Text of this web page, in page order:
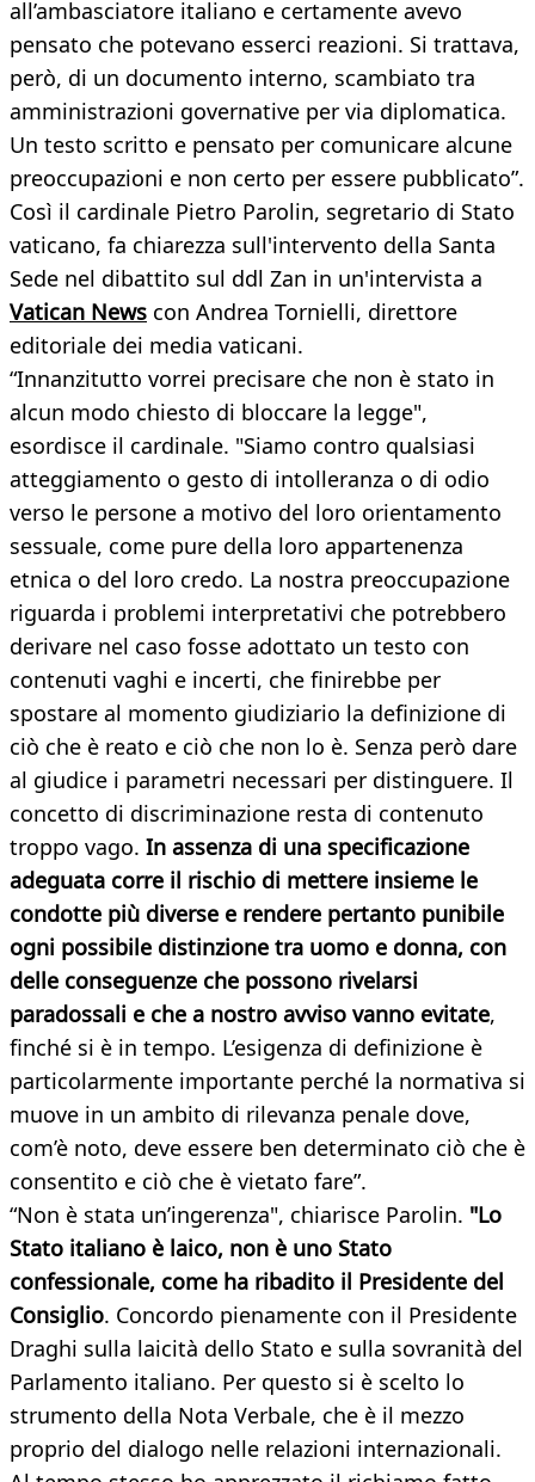
all’ambasciatore italiano e certamente avevo
pensato che potevano esserci reazioni. Si trattava,
però, di un documento interno, scambiato tra
amministrazioni governative per via diplomatica.
Un testo scritto e pensato per comunicare alcune
preoccupazioni e non certo per essere pubblicato”.
Così il cardinale Pietro Parolin, segretario di Stato
vaticano, fa chiarezza sull'intervento della Santa
Sede nel dibattito sul ddl Zan in un'intervista a
Vatican News con Andrea Tornielli, direttore
editoriale dei media vaticani.
“Innanzitutto vorrei precisare che non è stato in
alcun modo chiesto di bloccare la legge",
esordisce il cardinale. "Siamo contro qualsiasi
atteggiamento o gesto di intolleranza o di odio
verso le persone a motivo del loro orientamento
sessuale, come pure della loro appartenenza
etnica o del loro credo. La nostra preoccupazione
riguarda i problemi interpretativi che potrebbero
derivare nel caso fosse adottato un testo con
contenuti vaghi e incerti, che finirebbe per
spostare al momento giudiziario la definizione di
ciò che è reato e ciò che non lo è. Senza però dare
al giudice i parametri necessari per distinguere. Il
concetto di discriminazione resta di contenuto
troppo vago. In assenza di una specificazione
adeguata corre il rischio di mettere insieme le
condotte più diverse e rendere pertanto punibile
ogni possibile distinzione tra uomo e donna, con
delle conseguenze che possono rivelarsi
paradossali e che a nostro avviso vanno evitate,
finché si è in tempo. L’esigenza di definizione è
particolarmente importante perché la normativa si
muove in un ambito di rilevanza penale dove,
com’è noto, deve essere ben determinato ciò che è
consentito e ciò che è vietato fare”.
“Non è stata un’ingerenza", chiarisce Parolin. "Lo
Stato italiano è laico, non è uno Stato
confessionale, come ha ribadito il Presidente del
Consiglio. Concordo pienamente con il Presidente
Draghi sulla laicità dello Stato e sulla sovranità del
Parlamento italiano. Per questo si è scelto lo
strumento della Nota Verbale, che è il mezzo
proprio del dialogo nelle relazioni internazionali.